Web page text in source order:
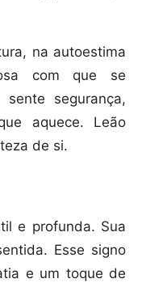
na autoestima
com que se
sente segurança,
aquece. Leão
de si.
e profunda. Sua
Esse signo
e um toque de